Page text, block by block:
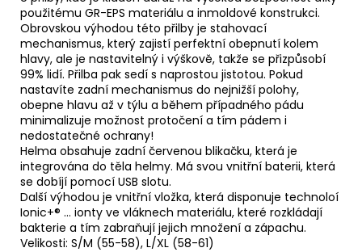
použitému GR-EPS materiálu a inmoldové konstrukci.
Obrovskou výhodou této přilby je stahovací
mechanismus, který zajistí perfektní obepnutí kolem
hlavy, ale je nastavitelný i výškově, takže se přizpůsobí
99% lidí. Přilba pak sedí s naprostou jistotou. Pokud
nastavíte zadní mechanismus do nejnižší polohy,
obepne hlavu až v týlu a během případného pádu
minimalizuje možnost protočení a tím pádem i
nedostatečné ochrany!
Helma obsahuje zadní červenou blikačku, která je
integrována do těla helmy. Má svou vnitřní baterii, která
se dobíjí pomocí USB slotu.
Další výhodou je vnitřní vložka, která disponuje technoloí
Ionic+® ... ionty ve vláknech materiálu, které rozkládají
bakterie a tím zabraňují jejich množení a zápachu.
Velikosti: S/M (55-58), L/XL (58-61)